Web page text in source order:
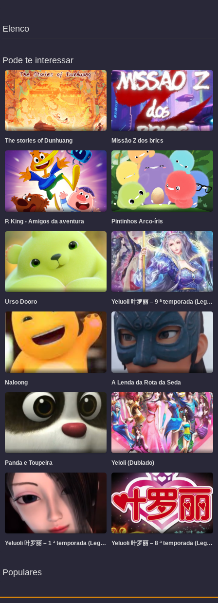
Elenco
Pode te interessar
The stories of Dunhuang Missão Z dos brics
P. King - Amigos da aventura Pintinhos Arco-íris
Urso Dooro Yeluoli 叶罗丽 – 9 ª temporada (Legendado)
Naloong A Lenda da Rota da Seda
Panda e Toupeira Yeloli (Dublado)
Yeluoli 叶罗丽 – 1 ª temporada (Legendado) Yeluoli 叶罗丽 – 8 ª temporada (Legendado)
Populares